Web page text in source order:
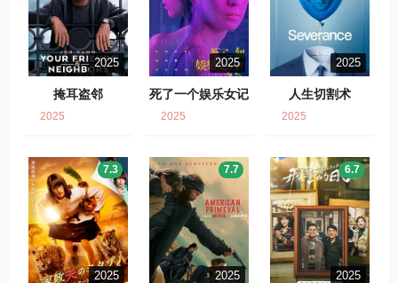
2025
掩耳盗邻
2025
2025
死了一个娱乐女记
者之后
2025
2025
人生切割术
2025
2025
7.3
2025
7.7
2025
6.7